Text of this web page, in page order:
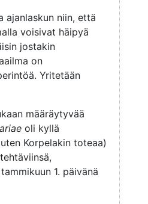
ajanlaskun niin, että
voisivat häipyä
jostakin
on
Yritetään
määräytyvää
oli kyllä
Korpelakin toteaa)
1. päivänä